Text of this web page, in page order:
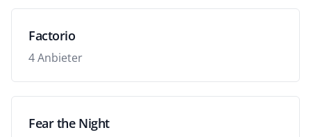
Factorio
4 Anbieter
Fear the Night